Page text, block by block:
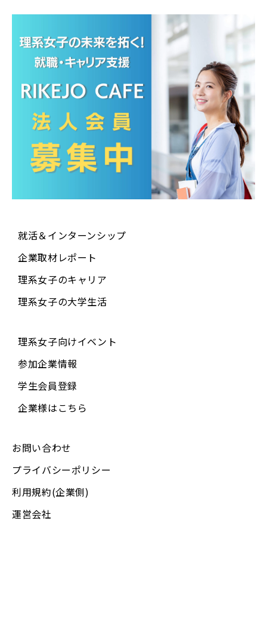
就活＆インターンシップ
企業取材レポート
理系女子のキャリア
理系女子の大学生活
理系女子向けイベント
参加企業情報
学生会員登録
企業様はこちら
お問い合わせ
プライバシーポリシー
利用規約(企業側)
運営会社